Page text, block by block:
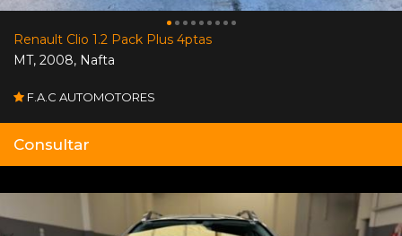
Renault Clio 1.2 Pack Plus 4ptas
MT, 2008, Nafta
F.A.C AUTOMOTORES
Consultar